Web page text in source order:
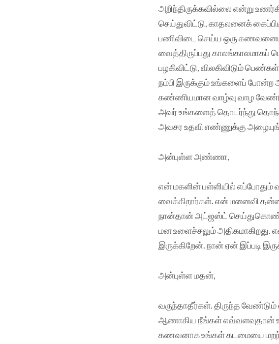
அறிந்திருக்கவில்லை என்று
செய்துவிட்டு, காதலனைக்
பணிவிடை செய்ய ஒரு
வைத்திருப்பது
பழகிவிட்டு, விலகிவிடும்
நம்பி இருக்கும் உங்களைப்
கண்ணியமான வாழ்வு வாழ
அவர் உங்களைத் தொடர்ந்து
அவசர உதவி எண்ணுக்கு
அன்புள்ள அண்ணா,
என் மகளின் பள்ளியில் எப்போதும்
வைக்கிறார்கள். என் மனைவி
நான்தான் அட்ஜஸ்ட்
மன உளைச்சலும் அதிகமாகிறது.
இருக்கிறேன். நான் ஏன் இப்படி
அன்புள்ள மதன்,
வருந்தாதீர்கள். திருந்த வேண்டும்
ஆணாகிய நீங்கள் எவ்வளவுதான்
கணவனாக உங்கள் கடமையை